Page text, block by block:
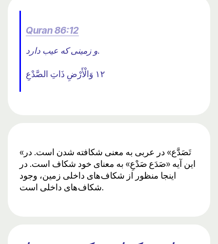
Quran 86:12
و زمینی که عیب دارد.
١٢ وَالْأَرْضِ ذَاتِ الصَّدْعِ
«تَصَدَّع» در عربی به معنی شکافته شدن است. در
این آیه «صَدَع صَدْعِ» به معنای خود شکاف است. در
اینجا منظور از شکاف‌های داخلی زمین، وجود
شکاف‌های داخلی است.